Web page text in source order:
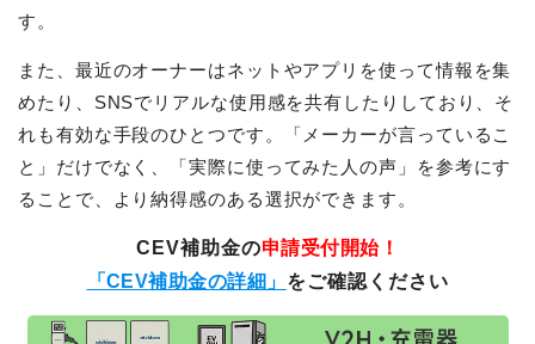
す。
また、最近のオーナーはネットやアプリを使って情報を集
めたり、SNSでリアルな使用感を共有したりしており、そ
れも有効な手段のひとつです。「メーカーが言っているこ
と」だけでなく、「実際に使ってみた人の声」を参考にす
ることで、より納得感のある選択ができます。
CEV補助金の申請受付開始！
「CEV補助金の詳細」 をご確認ください